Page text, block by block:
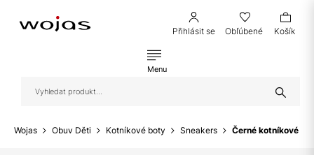
Přihlásit se Obľúbené Košík
Menu
Wojas Obuv Děti Kotníkové boty Sneakers Černé kotníkové